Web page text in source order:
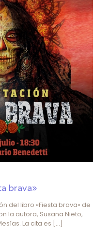
brava»
del libro «Fiesta brava» de
la autora, Susana Nieto,
La cita es […]